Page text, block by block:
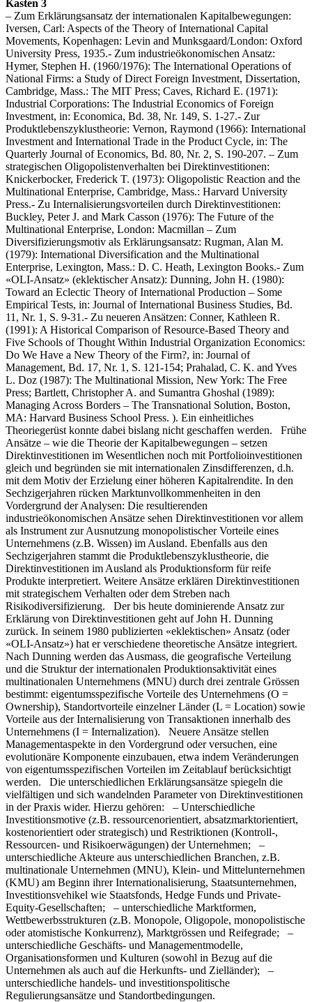
Kasten 3
– Zum Erklärungsansatz der internationalen Kapitalbewegungen:
Iversen, Carl: Aspects of the Theory of International Capital
Movements, Kopenhagen: Levin and Munksgaard/London: Oxford
University Press, 1935.- Zum industrieökonomischen Ansatz:
Hymer, Stephen H. (1960/1976): The International Operations of
National Firms: a Study of Direct Foreign Investment, Dissertation,
Cambridge, Mass.: The MIT Press; Caves, Richard E. (1971):
Industrial Corporations: The Industrial Economics of Foreign
Investment, in: Economica, Bd. 38, Nr. 149, S. 1-27.- Zur
Produktlebenszyklustheorie: Vernon, Raymond (1966): International
Investment and International Trade in the Product Cycle, in: The
Quarterly Journal of Economics, Bd. 80, Nr. 2, S. 190-207. – Zum
strategischen Oligopolistenverhalten bei Direktinvestitionen:
Knickerbocker, Frederick T. (1973): Oligopolistic Reaction and the
Multinational Enterprise, Cambridge, Mass.: Harvard University
Press.- Zu Internalisierungsvorteilen durch Direktinvestitionen:
Buckley, Peter J. and Mark Casson (1976): The Future of the
Multinational Enterprise, London: Macmillan – Zum
Diversifizierungsmotiv als Erklärungsansatz: Rugman, Alan M.
(1979): International Diversification and the Multinational
Enterprise, Lexington, Mass.: D. C. Heath, Lexington Books.- Zum
«OLI-Ansatz» (eklektischer Ansatz): Dunning, John H. (1980):
Toward an Eclectic Theory of International Production – Some
Empirical Tests, in: Journal of International Business Studies, Bd.
11, Nr. 1, S. 9-31.- Zu neueren Ansätzen: Conner, Kathleen R.
(1991): A Historical Comparison of Resource-Based Theory and
Five Schools of Thought Within Industrial Organization Economics:
Do We Have a New Theory of the Firm?, in: Journal of
Management, Bd. 17, Nr. 1, S. 121-154; Prahalad, C. K. and Yves
L. Doz (1987): The Multinational Mission, New York: The Free
Press; Bartlett, Christopher A. and Sumantra Ghoshal (1989):
Managing Across Borders – The Transnational Solution, Boston,
MA: Harvard Business School Press. ). Ein einheitliches
Theoriegerüst konnte dabei bislang nicht geschaffen werden. Frühe
Ansätze – wie die Theorie der Kapitalbewegungen – setzen
Direktinvestitionen im Wesentlichen noch mit Portfolioinvestitionen
gleich und begründen sie mit internationalen Zinsdifferenzen, d.h.
mit dem Motiv der Erzielung einer höheren Kapitalrendite. In den
Sechzigerjahren rücken Marktunvollkommenheiten in den
Vordergrund der Analysen: Die resultierenden
industrieökonomischen Ansätze sehen Direktinvestitionen vor allem
als Instrument zur Ausnutzung monopolistischer Vorteile eines
Unternehmens (z.B. Wissen) im Ausland. Ebenfalls aus den
Sechzigerjahren stammt die Produktlebenszyklustheorie, die
Direktinvestitionen im Ausland als Produktionsform für reife
Produkte interpretiert. Weitere Ansätze erklären Direktinvestitionen
mit strategischem Verhalten oder dem Streben nach
Risikodiversifizierung. Der bis heute dominierende Ansatz zur
Erklärung von Direktinvestitionen geht auf John H. Dunning
zurück. In seinem 1980 publizierten «eklektischen» Ansatz (oder
«OLI-Ansatz») hat er verschiedene theoretische Ansätze integriert.
Nach Dunning werden das Ausmass, die geografische Verteilung
und die Struktur der internationalen Produktionsaktivität eines
multinationalen Unternehmens (MNU) durch drei zentrale Grössen
bestimmt: eigentumsspezifische Vorteile des Unternehmens (O =
Ownership), Standortvorteile einzelner Länder (L = Location) sowie
Vorteile aus der Internalisierung von Transaktionen innerhalb des
Unternehmens (I = Internalization). Neuere Ansätze stellen
Managementaspekte in den Vordergrund oder versuchen, eine
evolutionäre Komponente einzubauen, etwa indem Veränderungen
von eigentumsspezifischen Vorteilen im Zeitablauf berücksichtigt
werden. Die unterschiedlichen Erklärungsansätze spiegeln die
vielfältigen und sich wandelnden Parameter von Direktinvestitionen
in der Praxis wider. Hierzu gehören: – Unterschiedliche
Investitionsmotive (z.B. ressourcenorientiert, absatzmarktorientiert,
kostenorientiert oder strategisch) und Restriktionen (Kontroll-,
Ressourcen- und Risikoerwägungen) der Unternehmen; –
unterschiedliche Akteure aus unterschiedlichen Branchen, z.B.
multinationale Unternehmen (MNU), Klein- und Mittelunternehmen
(KMU) am Beginn ihrer Internationalisierung, Staatsunternehmen,
Investitionsvehikel wie Staatsfonds, Hedge Funds und Private-
Equity-Gesellschaften; – unterschiedliche Marktformen,
Wettbewerbsstrukturen (z.B. Monopole, Oligopole, monopolistische
oder atomistische Konkurrenz), Marktgrössen und Reifegrade; –
unterschiedliche Geschäfts- und Managementmodelle,
Organisationsformen und Kulturen (sowohl in Bezug auf die
Unternehmen als auch auf die Herkunfts- und Zielländer); –
unterschiedliche handels- und investitionspolitische
Regulierungsansätze und Standortbedingungen.